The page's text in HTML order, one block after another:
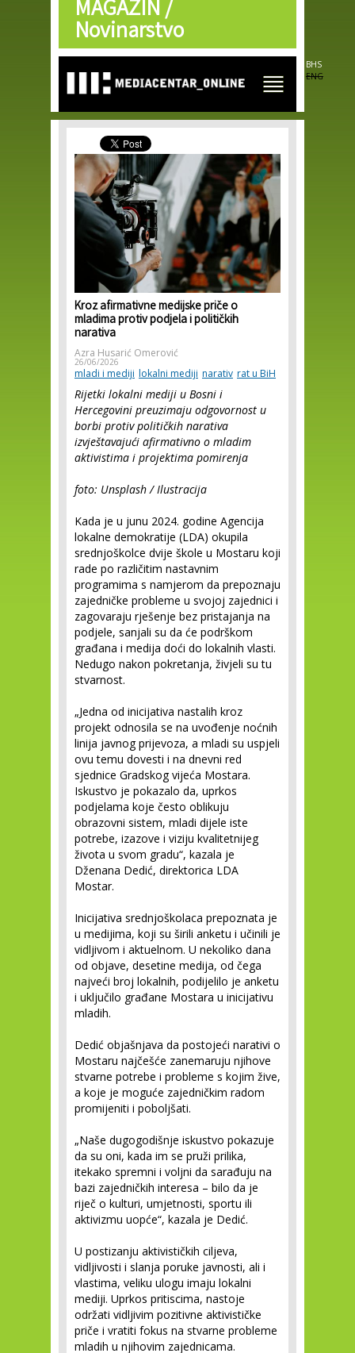
Skip to
main
content
MAGAZIN /
Novinarstvo
BHS
ENG
Kroz afirmativne medijske priče o
mladima protiv podjela i političkih
narativa
Azra Husarić Omerović
26/06/2026
mladi i mediji lokalni mediji narativ rat u BiH
Rijetki lokalni mediji u Bosni i
Hercegovini preuzimaju odgovornost u
borbi protiv političkih narativa
izvještavajući afirmativno o mladim
aktivistima i projektima pomirenja
foto: Unsplash / Ilustracija
Kada je u junu 2024. godine Agencija
lokalne demokratije (LDA) okupila
srednjoškolce dvije škole u Mostaru koji
rade po različitim nastavnim
programima s namjerom da prepoznaju
zajedničke probleme u svojoj zajednici i
zagovaraju rješenje bez pristajanja na
podjele, sanjali su da će podrškom
građana i medija doći do lokalnih vlasti.
Nedugo nakon pokretanja, živjeli su tu
stvarnost.
„Jedna od inicijativa nastalih kroz
projekt odnosila se na uvođenje noćnih
linija javnog prijevoza, a mladi su uspjeli
ovu temu dovesti i na dnevni red
sjednice Gradskog vijeća Mostara.
Iskustvo je pokazalo da, uprkos
podjelama koje često oblikuju
obrazovni sistem, mladi dijele iste
potrebe, izazove i viziju kvalitetnijeg
života u svom gradu“, kazala je
Dženana Dedić, direktorica LDA
Mostar.
Inicijativa srednjoškolaca prepoznata je
u medijima, koji su širili anketu i učinili je
vidljivom i aktuelnom. U nekoliko dana
od objave, desetine medija, od čega
najveći broj lokalnih, podijelilo je anketu
i uključilo građane Mostara u inicijativu
mladih.
Dedić objašnjava da postojeći narativi o
Mostaru najčešće zanemaruju njihove
stvarne potrebe i probleme s kojim žive,
a koje je moguće zajedničkim radom
promijeniti i poboljšati.
„Naše dugogodišnje iskustvo pokazuje
da su oni, kada im se pruži prilika,
itekako spremni i voljni da sarađuju na
bazi zajedničkih interesa – bilo da je
riječ o kulturi, umjetnosti, sportu ili
aktivizmu uopće“, kazala je Dedić.
U postizanju aktivističkih ciljeva,
vidljivosti i slanja poruke javnosti, ali i
vlastima, veliku ulogu imaju lokalni
mediji. Uprkos pritiscima, nastoje
održati vidljivim pozitivne aktivističke
priče i vratiti fokus na stvarne probleme
mladih u njihovim zajednicama.